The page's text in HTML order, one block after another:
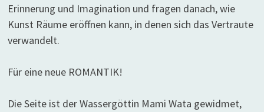
Erinnerung und Imagination und fragen danach, wie
Kunst Räume eröffnen kann, in denen sich das Vertraute
verwandelt.
Für eine neue ROMANTIK!
Die Seite ist der Wassergöttin Mami Wata gewidmet,